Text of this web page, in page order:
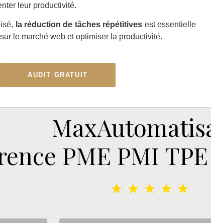
leur productivité.
la réduction de tâches répétitives est essentielle
le marché web et optimiser la productivité.
AUDIT GRATUIT
PME PMI
★ ★ ★ ★ ★